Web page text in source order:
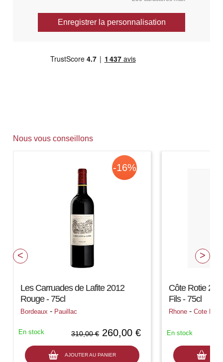
Enregistrer la personnalisation
Nous vous conseillons
Les Carruades de Lafite 2012
Rouge - 75cl
Bordeaux - Pauillac
310,00 € 260,00 €
AJOUTER AU PANIER
En stock
-16%
Côte Rotie
Fils - 75cl
Rhone -Cote
En stock